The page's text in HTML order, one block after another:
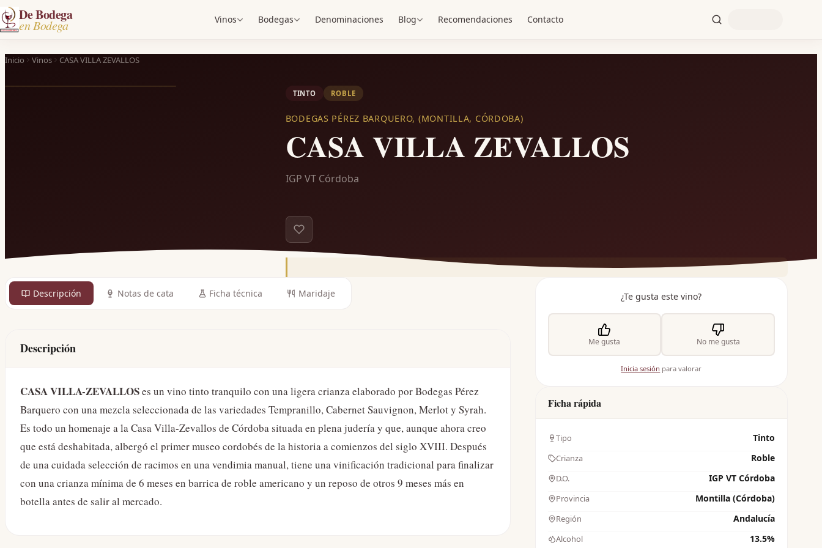
De Bodega
en Bodega Vinos Bodegas Denominaciones Blog Recomendaciones Contacto
Inicio Vinos CASA VILLA ZEVALLOS
TINTO ROBLE
BODEGAS PÉREZ BARQUERO, (MONTILLA, CÓRDOBA)
CASA VILLA ZEVALLOS
IGP VT Córdoba
Descripción Notas de cata Ficha técnica Maridaje
Descripción
CASA VILLA-ZEVALLOSes un vino tinto tranquilo con una ligera crianza elaborado por Bodegas Pérez
Barquero con una mezcla seleccionada de las variedades Tempranillo, Cabernet Sauvignon, Merlot y Syrah.
Es todo un homenaje a la Casa Villa-Zevallos de Córdoba situada en plena judería y que, aunque ahora creo
que está deshabitada, albergó el primer museo cordobés de la historia a comienzos del siglo XVIII. Después
de una cuidada selección de racimos en una vendimia manual, tiene una vinificación tradicional para finalizar
con una crianza mínima de 6 meses en barrica de roble americano y un reposo de otros 9 meses más en
botella antes de salir al mercado.
¿Te gusta este vino?
Me gusta No me gusta
Inicia sesión para valorar
Ficha rápida
Tipo Tinto
Crianza Roble
D.O. IGP VT Córdoba
Provincia Montilla (Córdoba)
Región Andalucía
Alcohol 13.5%